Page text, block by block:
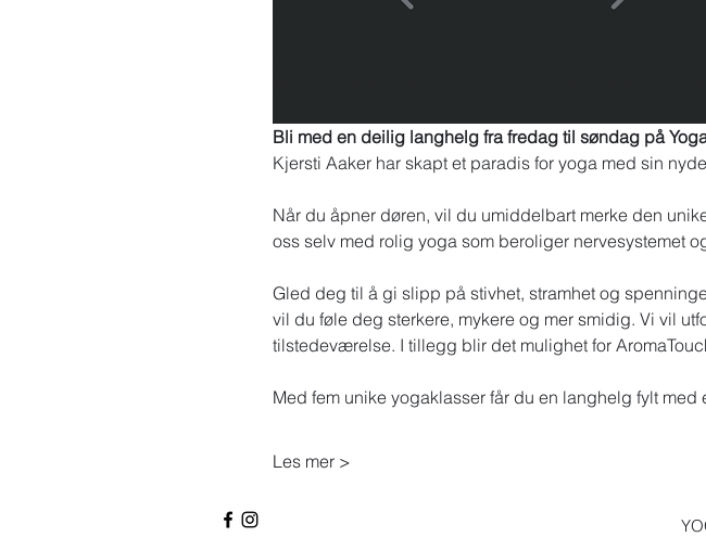
Bli med en deilig langhelg fra fredag til søndag på
Kjersti Aaker har skapt et paradis for yoga med sin
Når du åpner døren, vil du umiddelbart merke den
oss selv med rolig yoga som beroliger nervesystemet
​Gled deg til å gi slipp på stivhet, stramhet og
vil du føle deg sterkere, mykere og mer smidig. Vi vil
tilstedeværelse. I tillegg blir det mulighet for
Med fem unike yogaklasser får du en langhelg fylt
Les mer >